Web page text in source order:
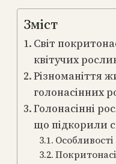
Зміст
Світ
квітучих
Різноманіття
голонасінних
Голонасінні
що підкорили